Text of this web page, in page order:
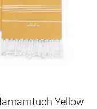
Yellow